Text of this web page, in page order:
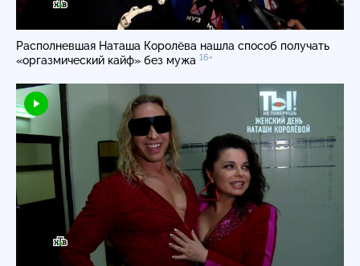
Располневшая Наташа Королёва нашла способ получать
«оргазмический кайф» без мужа 16+